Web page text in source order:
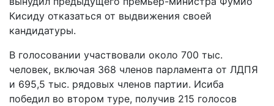
Кисиду отказаться от выдвижения своей
кандидатуры.
В голосовании участвовали около 700 тыс.
человек, включая 368 членов парламента от ЛДПЯ
и 695,5 тыс. рядовых членов партии. Исиба
победил во втором туре, получив 215 голосов